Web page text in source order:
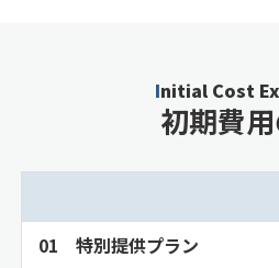
Initial Cost
初期費
01 特別提供プラン